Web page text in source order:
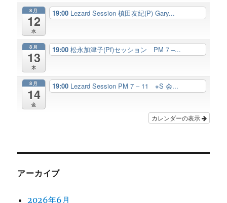
8月
12
水
19:00 Lezard Session 槙田友紀(P) Gary...
8月
13
木
19:00松永加津子(Pf)セッション PM 7 –...
8月
14
金
19:00 Lezard Session PM 7 – 11 ※S 会...
カレンダーの表示
アーカイブ
2026年6月